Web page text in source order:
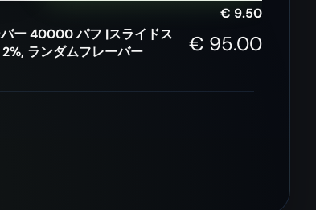
€ 9.50
ー 40000 パフ |スライドス
ランダムフレーバー
€ 95.00